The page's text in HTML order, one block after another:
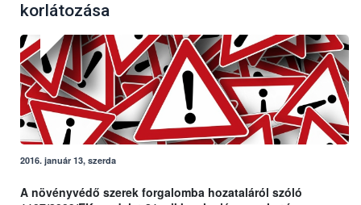
korlátozása
2016. január 13, szerda
A növényvédő szerek forgalomba hozataláról szóló